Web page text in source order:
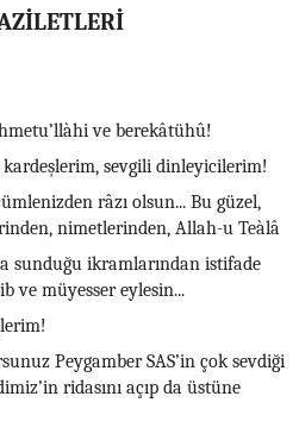
ve berekâtühû!
sevgili dinleyicilerim!
râzı olsun... Bu güzel,
nimetlerinden, Allah-u Teàlâ
sunduğu ikramlarından istifade
ve müyesser eylesin...
Peygamber SAS’in çok sevdiği
ridasını açıp da üstüne